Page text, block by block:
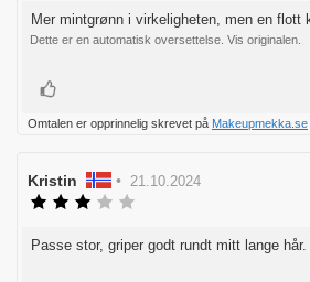
av
5
mulige
Omtaletekst:
Mer mintgrønn i virkeligheten, men en flott
Dette er en automatisk oversettelse. Vis originalen.
Liker
Omtalen er opprinnelig skrevet på Makeupmekka.se
Forfatter:
Kristin • Omtaledato:
21.10.2024
5
Omtaletekst:
Passe stor, griper godt rundt mitt lange